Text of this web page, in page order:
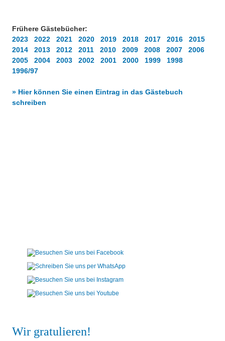
Frühere Gästebücher:
2023
2022 2021 2020 2019 2018 2017 2016
2015
2014
2013 2012 2011 2010 2009 2008 2007
2006
2005
2004 2003 2002 2001 2000 1999
1998
1996/97
» Hier können Sie einen Eintrag in das Gästebuch
schreiben
Wir gratulieren!